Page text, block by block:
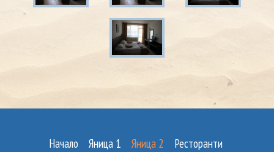
Начало Яница 1 Яница 2
Ресторанти